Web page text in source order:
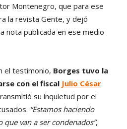
Montenegro, que para ese
la revista Gente, y dejó
nota publicada en ese medio
el testimonio, Borges tuvo la
con el fiscal Julio César
su inquietud por el
“Estamos haciendo
van a ser condenados”,